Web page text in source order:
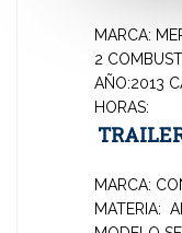
MARCA:
2
AÑO:2013
HORAS:
MARCA:
MATERIA: